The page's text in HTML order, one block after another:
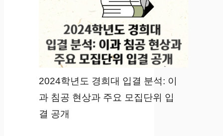
2024학년도 경희대 입결 분석: 이
과 침공 현상과 주요 모집단위 입
결 공개